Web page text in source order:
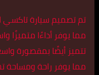
تم تصميم سيارة
مما يوفر أداءًا متميزًا
تتميز أيضًا بمقصورة
مما يوفر راحة ومساحة